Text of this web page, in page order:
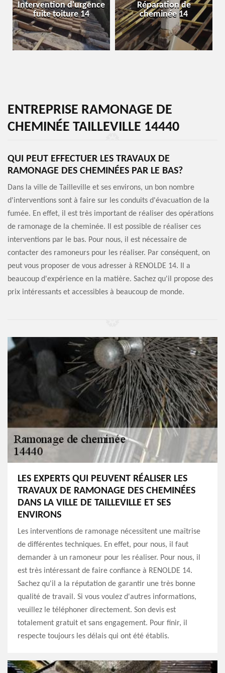
Intervention d'urgence
fuite toiture 14
Réparation de
cheminée 14
ENTREPRISE RAMONAGE DE
CHEMINÉE TAILLEVILLE 14440
QUI PEUT EFFECTUER LES TRAVAUX DE
RAMONAGE DES CHEMINÉES PAR LE BAS?
Dans la ville de Tailleville et ses environs, un bon nombre
d'interventions sont à faire sur les conduits d'évacuation de la
fumée. En effet, il est très important de réaliser des opérations
de ramonage de la cheminée. Il est possible de réaliser ces
interventions par le bas. Pour nous, il est nécessaire de
contacter des ramoneurs pour les réaliser. Par conséquent, on
peut vous proposer de vous adresser à RENOLDE 14. Il a
beaucoup d'expérience en la matière. Sachez qu'il propose des
prix intéressants et accessibles à beaucoup de monde.
LES EXPERTS QUI PEUVENT RÉALISER LES
TRAVAUX DE RAMONAGE DES CHEMINÉES
DANS LA VILLE DE TAILLEVILLE ET SES
ENVIRONS
Les interventions de ramonage nécessitent une maîtrise
de différentes techniques. En effet, pour nous, il faut
demander à un ramoneur pour les réaliser. Pour nous, il
est très intéressant de faire confiance à RENOLDE 14.
Sachez qu'il a la réputation de garantir une très bonne
qualité de travail. Si vous voulez d'autres informations,
veuillez le téléphoner directement. Son devis est
totalement gratuit et sans engagement. Pour finir, il
respecte toujours les délais qui ont été établis.